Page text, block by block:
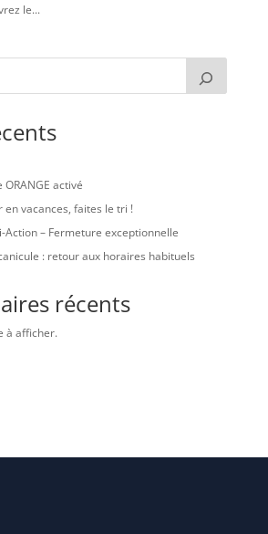
le...
activé
vacances, faites le tri !
– Fermeture exceptionnelle
: retour aux horaires habituels
récents
à afficher.